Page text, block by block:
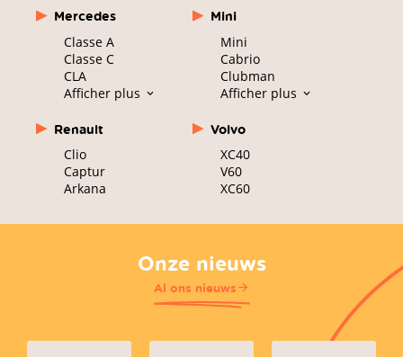
Mercedes
Classe A
Classe C
CLA
Afficher plus
Mini
Mini
Cabrio
Clubman
Afficher plus
Renault
Clio
Captur
Arkana
Volvo
XC40
V60
XC60
Onze nieuws
Al ons nieuws